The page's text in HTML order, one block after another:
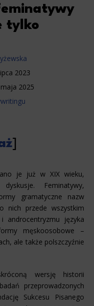
tylko
2023
2025
je już w XIX wieku,
Feminatywy,
gramatyczne nazw
nich przede wszystkim
androcentryzmu języka
męskoosobowe –
ale także polszczyźnie
wersję historii
przeprowadzonych
Sukcesu Pisanego